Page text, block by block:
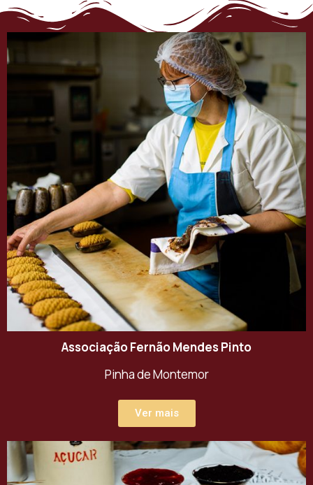
Associação Fernão Mendes Pinto
Pinha de Montemor
Ver mais